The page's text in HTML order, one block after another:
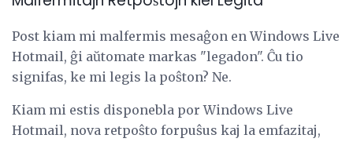
Post kiam mi malfermis mesaĝon en Windows Live
Hotmail, ĝi aŭtomate markas "legadon". Ĉu tio
signifas, ke mi legis la poŝton? Ne.
Kiam mi estis disponebla por Windows Live
Hotmail, nova retpoŝto forpuŝus kaj la emfazitaj,